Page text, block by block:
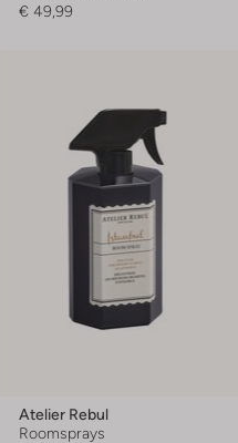
€ 49,99
Atelier Rebul
Roomsprays